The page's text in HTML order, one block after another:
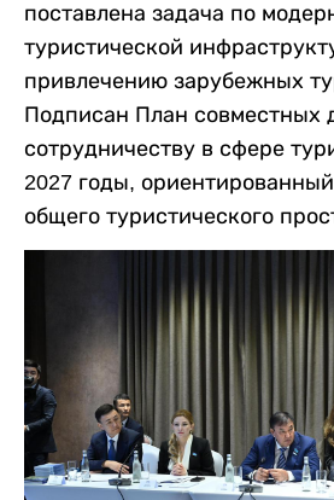
поставлена задача по
туристической
привлечению зарубежных
Подписан План совместных
сотрудничеству в сфере
2027 годы,
общего туристического